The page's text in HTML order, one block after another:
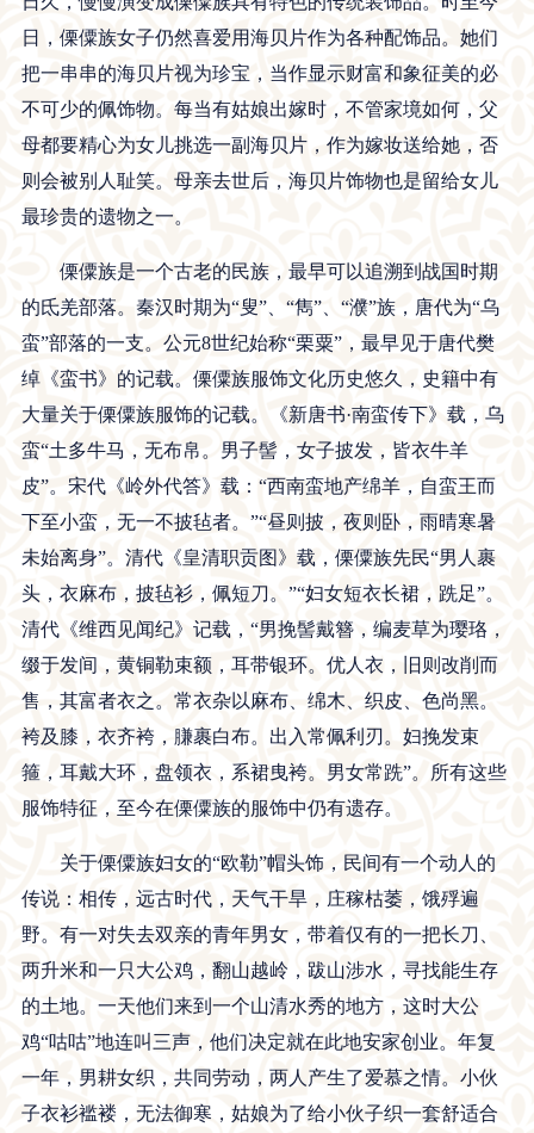
日，傈僳族女子仍然喜爱用海贝片作为各种配饰品。她们
把一串串的海贝片视为珍宝，当作显示财富和象征美的必
不可少的佩饰物。每当有姑娘出嫁时，不管家境如何，父
母都要精心为女儿挑选一副海贝片，作为嫁妆送给她，否
则会被别人耻笑。母亲去世后，海贝片饰物也是留给女儿
最珍贵的遗物之一。
傈僳族是一个古老的民族，最早可以追溯到战国时期
的氐羌部落。秦汉时期为“叟”、“雋”、“濮”族，唐代为“乌
蛮”部落的一支。公元8世纪始称“栗粟”，最早见于唐代樊
绰《蛮书》的记载。傈僳族服饰文化历史悠久，史籍中有
大量关于傈僳族服饰的记载。《新唐书·南蛮传下》载，乌
蛮“土多牛马，无布帛。男子髻，女子披发，皆衣牛羊
皮”。宋代《岭外代答》载：“西南蛮地产绵羊，自蛮王而
下至小蛮，无一不披毡者。”“昼则披，夜则卧，雨晴寒暑
未始离身”。清代《皇清职贡图》载，傈僳族先民“男人裹
头，衣麻布，披毡衫，佩短刀。”“妇女短衣长裙，跣足”。
清代《维西见闻纪》记载，“男挽髻戴簪，编麦草为璎珞，
缀于发间，黄铜勒束额，耳带银环。优人衣，旧则改削而
售，其富者衣之。常衣杂以麻布、绵木、织皮、色尚黑。
袴及膝，衣齐袴，膁裹白布。出入常佩利刃。妇挽发束
箍，耳戴大环，盘领衣，系裙曳袴。男女常跣”。所有这些
服饰特征，至今在傈僳族的服饰中仍有遗存。
关于傈僳族妇女的“欧勒”帽头饰，民间有一个动人的
传说：相传，远古时代，天气干旱，庄稼枯萎，饿殍遍
野。有一对失去双亲的青年男女，带着仅有的一把长刀、
两升米和一只大公鸡，翻山越岭，跋山涉水，寻找能生存
的土地。一天他们来到一个山清水秀的地方，这时大公
鸡“咕咕”地连叫三声，他们决定就在此地安家创业。年复
一年，男耕女织，共同劳动，两人产生了爱慕之情。小伙
子衣衫褴褛，无法御寒，姑娘为了给小伙子织一套舒适合